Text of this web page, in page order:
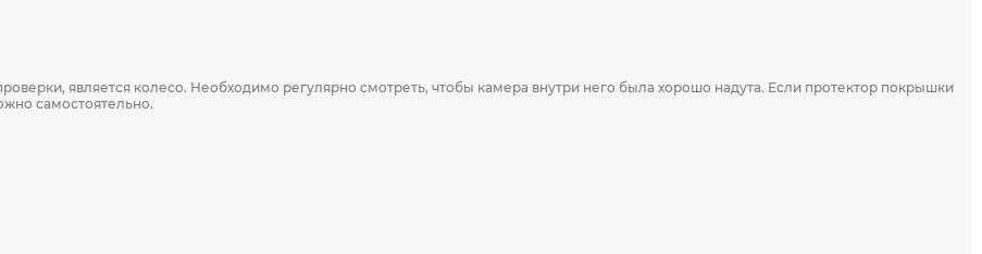
является колесо. Необходимо регулярно смотреть, чтобы камера внутри него была хорошо надута. Если протектор покрышки
самостоятельно.